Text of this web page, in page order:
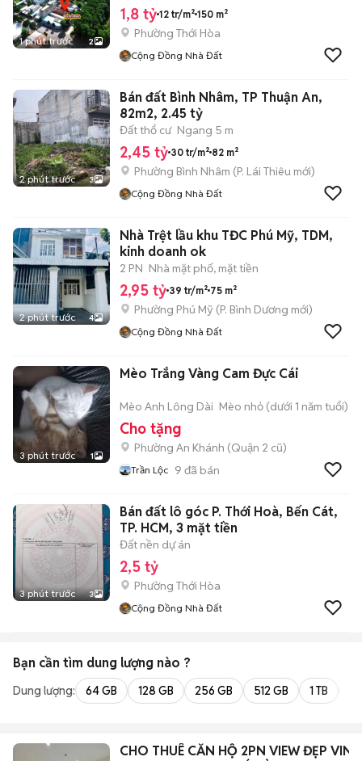
1 phút trước 2
1,8 tỷ 12 tr/m² 150 m²
Phường Thới Hòa
Cộng Đồng Nhà Đất
2 phút trước 3
Bán đất Bình Nhâm, TP Thuận An,
82m2, 2.45 tỷ
Đất thổ cư Ngang 5 m
2,45 tỷ 30 tr/m² 82 m²
Phường Bình Nhâm (P. Lái Thiêu mới)
Cộng Đồng Nhà Đất
2 phút trước 4
Nhà Trệt lầu khu TĐC Phú Mỹ, TDM,
kinh doanh ok
2 PN Nhà mặt phố, mặt tiền
2,95 tỷ 39 tr/m² 75 m²
Phường Phú Mỹ (P. Bình Dương mới)
Cộng Đồng Nhà Đất
3 phút trước 1
Mèo Trắng Vàng Cam Đực Cái
Mèo Anh Lông Dài Mèo nhỏ (dưới 1 năm tuổi)
Cho tặng
Phường An Khánh (Quận 2 cũ)
Trần Lộc 9 đã bán
3 phút trước 3
Bán đất lô góc P. Thới Hoà, Bến Cát,
TP. HCM, 3 mặt tiền
Đất nền dự án
2,5 tỷ
Phường Thới Hòa
Cộng Đồng Nhà Đất
Bạn cần tìm dung lượng nào ?
Dung lượng: 64 GB 128 GB 256 GB 512 GB 1 TB
CHO THUÊ CĂN HỘ 2PN VIEW ĐẸP